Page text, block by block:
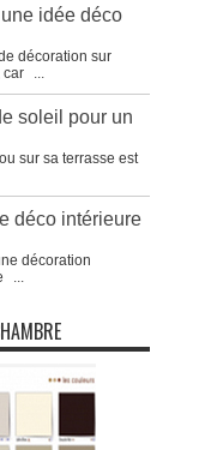
idée déco
décoration sur
car
soleil pour un
sur sa terrasse est
déco intérieure
décoration